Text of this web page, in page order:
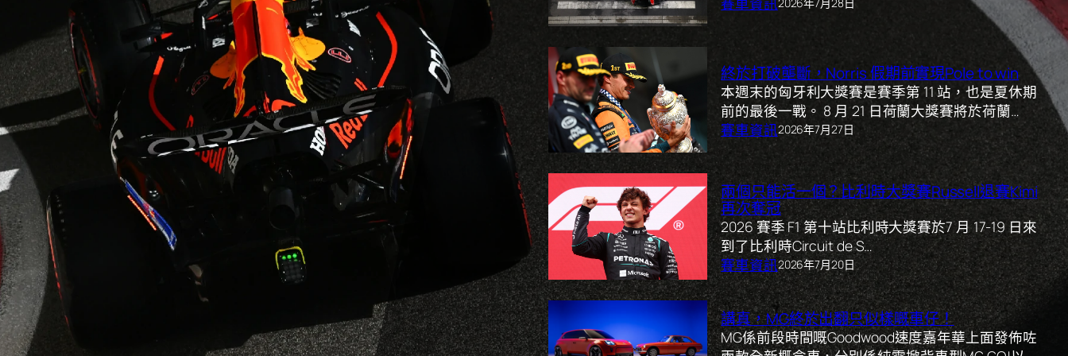
終於打破壟斷，Norris 假期前實現Pole to win
本週末的匈牙利大獎賽是賽季第 11 站，也是夏休期
前的最後一戰。 8 月 21 日荷蘭大獎賽將於荷蘭…
賽車資訊2026年7月27日
兩個只能活一個？比利時大獎賽Russell退賽Kimi
再次奪冠
2026 賽季 F1 第十站比利時大獎賽於7 月 17-19 日來
到了比利時Circuit de S…
賽車資訊2026年7月20日
講真，MG終於出翻只似樣嘅車仔！
MG係前段時間嘅Goodwood速度嘉年華上面發佈咗